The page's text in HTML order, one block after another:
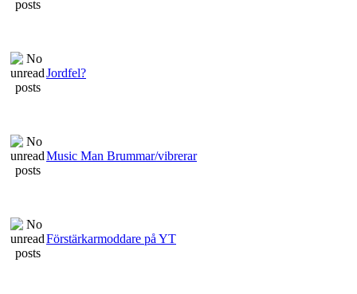
Jordfel?
Music Man Brummar/vibrerar
Förstärkarmoddare på YT